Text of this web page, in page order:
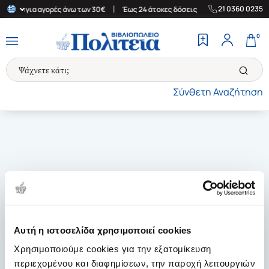
Αυτή η ιστοσελίδα χρησιμοποιεί cookies
Χρησιμοποιούμε cookies για την εξατομίκευση
περιεχομένου και διαφημίσεων, την παροχή λειτουργιών
για αγορές άνω των 30€ Έως 24 άτοκες δόσεις | Δωρεάν
21 0360 0235
Σύνθετη Αναζήτηση
0